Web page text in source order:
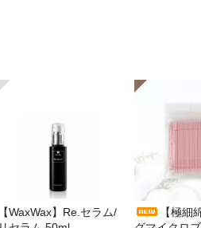
【WaxWax】Re.セラム/
【極細